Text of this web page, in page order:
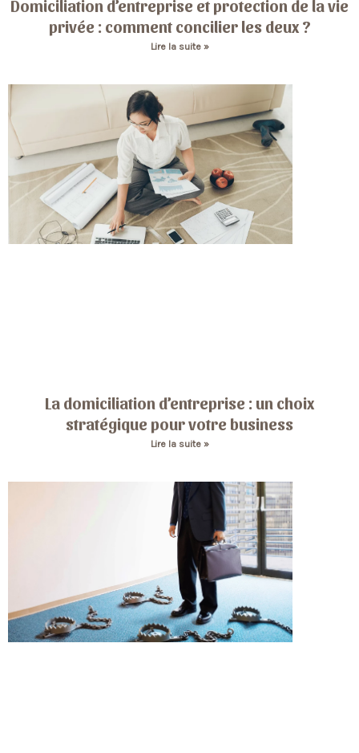
Domiciliation d’entreprise et protection de la vie
privée : comment concilier les deux ?
Lire la suite »
La domiciliation d’entreprise : un choix
stratégique pour votre business
Lire la suite »